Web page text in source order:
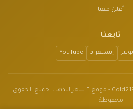
أعلن معنا
تابعنا
تويتر إنستغرام YouTube
© 2023-2026 Gold21Price Website - موقع ٢١ سعر للذهب. جميع الحقوق
محفوظة